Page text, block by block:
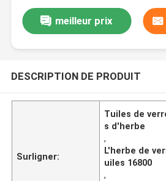
meilleur prix
DESCRIPTION DE PRODUIT
Surligner:
Tuiles de
s d'herbe
,
L'herbe de
uiles 16800
,